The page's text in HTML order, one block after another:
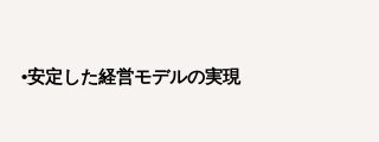
•安定した経営モデルの実現